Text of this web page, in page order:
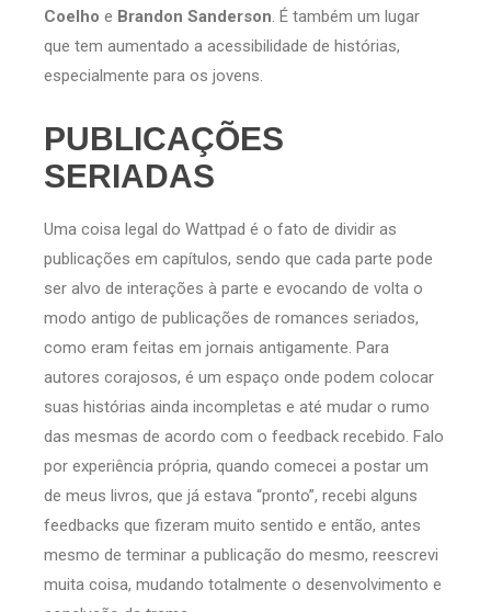
Coelho e Brandon Sanderson. É também um lugar
que tem aumentado a acessibilidade de histórias,
especialmente para os jovens.
PUBLICAÇÕES
SERIADAS
Uma coisa legal do Wattpad é o fato de dividir as
publicações em capítulos, sendo que cada parte pode
ser alvo de interações à parte e evocando de volta o
modo antigo de publicações de romances seriados,
como eram feitas em jornais antigamente. Para
autores corajosos, é um espaço onde podem colocar
suas histórias ainda incompletas e até mudar o rumo
das mesmas de acordo com o feedback recebido. Falo
por experiência própria, quando comecei a postar um
de meus livros, que já estava “pronto”, recebi alguns
feedbacks que fizeram muito sentido e então, antes
mesmo de terminar a publicação do mesmo, reescrevi
muita coisa, mudando totalmente o desenvolvimento e